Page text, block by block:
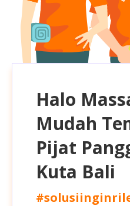
Halo
Mudah
Pijat
Kuta Bali